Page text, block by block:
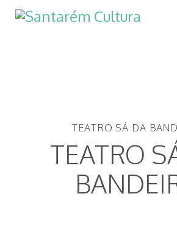
TEATRO SÁ DA
TEATRO